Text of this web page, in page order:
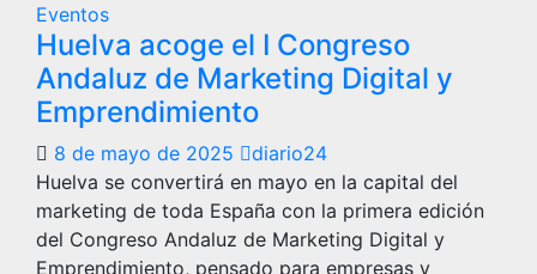
Eventos
Huelva acoge el I Congreso
Andaluz de Marketing Digital y
Emprendimiento
8 de mayo de 2025
diario24
Huelva se convertirá en mayo en la capital del
marketing de toda España con la primera edición
del Congreso Andaluz de Marketing Digital y
Emprendimiento, pensado para empresas y